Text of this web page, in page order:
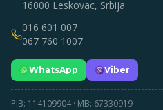
16000 Leskovac, Srbija
016 601 007
067 760 1007
WhatsApp Viber
PIB: 114109904 · MB: 67330919